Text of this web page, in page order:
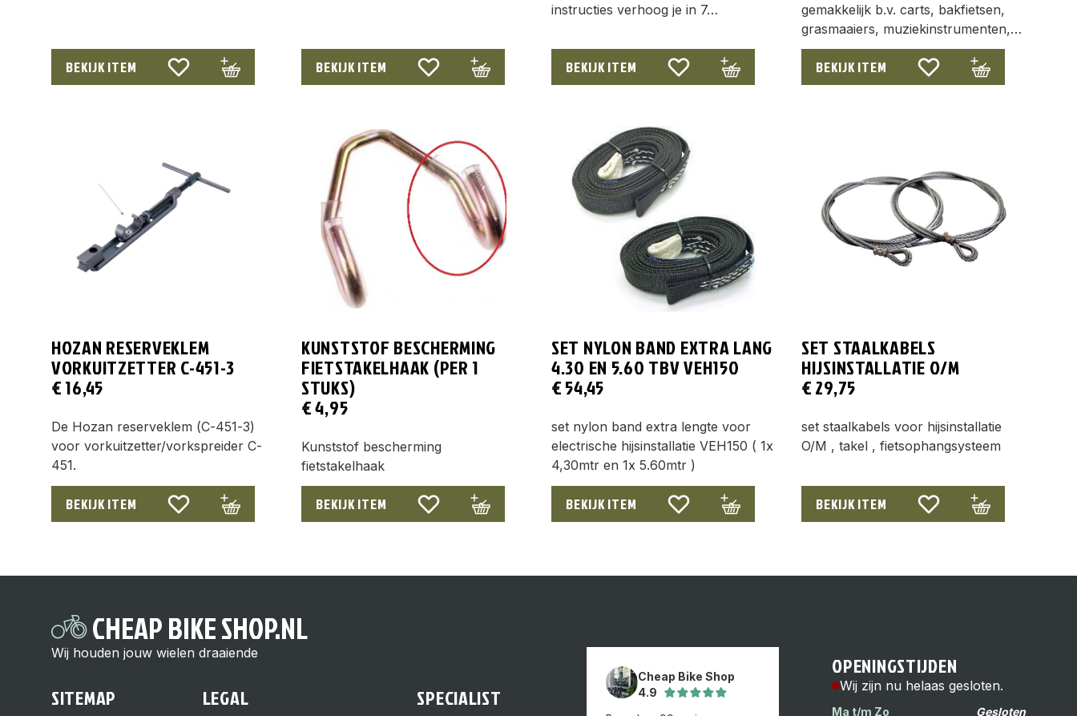
BEKIJK ITEM BEKIJK ITEM
instructies verhoog je in 7…
BEKIJK ITEM
gemakkelijk b.v. carts, bakfietsen,
grasmaaiers, muziekinstrumenten,…
BEKIJK ITEM
HOZAN RESERVEKLEM
VORKUITZETTER C-451-3
€16,45
De Hozan reserveklem (C-451-3)
voor vorkuitzetter/vorkspreider C-
451.
BEKIJK ITEM
KUNSTSTOF BESCHERMING
FIETSTAKELHAAK (PER 1
STUKS)
€4,95
Kunststof bescherming
fietstakelhaak
BEKIJK ITEM
SET NYLON BAND EXTRA LANG
4.30 EN 5.60 TBV VEH150
€54,45
set nylon band extra lengte voor
electrische hijsinstallatie VEH150 ( 1x
4,30mtr en 1x 5.60mtr )
BEKIJK ITEM
SET STAALKABELS
HIJSINSTALLATIE O/M
€29,75
set staalkabels voor hijsinstallatie
O/M , takel , fietsophangsysteem
BEKIJK ITEM
CHEAP BIKE SHOP.NL
Wij houden jouw wielen draaiende
SITEMAP LEGAL SPECIALIST
Cheap Bike Shop
4.9
OPENINGSTIJDEN
Wij zijn nu helaas gesloten.
Ma t/m Zo Gesloten